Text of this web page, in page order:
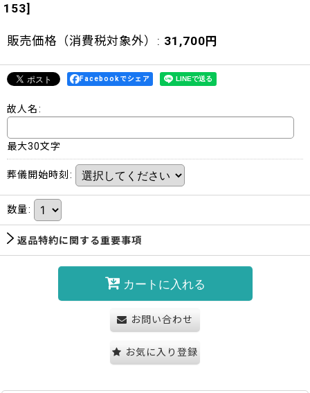
153]
販売価格（消費税対象外） : 31,700 円
Facebookでシェア
故人名:
最大30文字
葬儀開始時刻 :
数量:
返品特約に関する重要事項
カートに入れる
お問い合わせ
お気に入り登録